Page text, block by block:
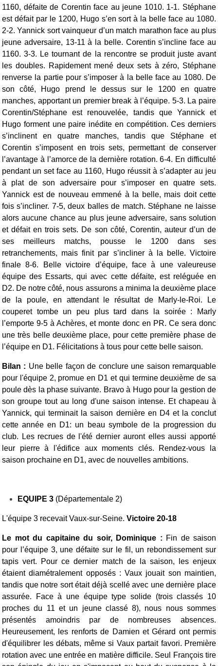
1160, défaite de Corentin face au jeune 1010. 1-1. Stéphane
est défait par le 1200, Hugo s’en sort à la belle face au 1080.
2-2.Yannick sort vainqueur d’un match marathon face au plus
jeune adversaire, 13-11 à la belle. Corentin s’incline face au
1160. 3-3. Le tournant de la rencontre se produit juste avant
les doubles. Rapidement mené deux sets à zéro, Stéphane
renverse la partie pour s’imposer à la belle face au 1080. De
son côté, Hugo prend le dessus sur le 1200 en quatre
manches, apportant un premier break à l’équipe. 5-3. La paire
Corentin/Stéphane est renouvelée, tandis que Yannick et
Hugo forment une paire inédite en compétition. Ces derniers
s’inclinent en quatre manches, tandis que Stéphane et
Corentin s’imposent en trois sets, permettant de conserver
l’avantage à l’amorce de la dernière rotation. 6-4. En difficulté
pendant un set face au 1160, Hugo réussit à s’adapter au jeu
à plat de son adversaire pour s’imposer en quatre sets.
Yannick est de nouveau emmené à la belle, mais doit cette
fois s’incliner. 7-5, deux balles de match. Stéphane ne laisse
alors aucune chance au plus jeune adversaire, sans solution
et défait en trois sets. De son côté, Corentin, auteur d’un de
ses meilleurs matchs, pousse le 1200 dans ses
retranchements, mais finit par s’incliner à la belle. Victoire
finale 8-6.
Belle victoire d’équipe, face à une valeureuse
équipe des Essarts, qui avec cette défaite, est reléguée en
D2. De notre côté, nous assurons a minima la deuxième place
de la poule, en attendant le résultat de Marly-le-Roi.
Le
couperet tombe un peu plus tard dans la soirée : Marly
l’emporte 9-5 à Achères, et monte donc en PR. Ce sera donc
une très belle deuxième place, pour cette première phase de
l’équipe en D1. Félicitations à tous pour cette belle saison.
Bilan : Une belle façon de conclure une saison remarquable
pour l'équipe 2, promue en D1 et qui termine deuxième de sa
poule dès la phase suivante. Bravo à Hugo pour la gestion de
son groupe tout au long d'une saison intense. Et chapeau à
Yannick, qui terminait la saison dernière en D4 et la conclut
cette année en D1: un beau symbole de la progression du
club. Les recrues de l'été dernier auront elles aussi apporté
leur pierre à l'édifice aux moments clés. Rendez-vous la
saison prochaine en D1, avec de nouvelles ambitions.
EQUIPE 3 (Départementale 2)
L'équipe 3 recevait Vaux-sur-Seine. Victoire 20-18
Le mot du capitaine du soir, Dominique : Fin de saison
pour l’équipe 3, une défaite sur le fil, un rebondissement sur
tapis vert.
Pour ce dernier match de la saison, les enjeux
étaient diamétralement opposés : Vaux jouait son maintien,
tandis que notre sort était déjà scellé avec une dernière place
assurée.
Face à une équipe type solide (trois classés 10
proches du 11 et un jeune classé 8), nous nous sommes
présentés amoindris par de nombreuses absences.
Heureusement, les renforts de Damien et Gérard ont permis
d'équilibrer les débats, même si Vaux partait favori. Première
rotation avec une entrée en matière difficile. Seul François tire